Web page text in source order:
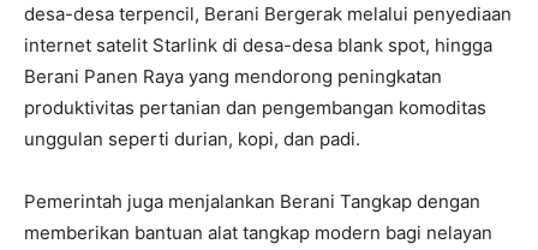
desa-desa terpencil, Berani Bergerak melalui penyediaan
internet satelit Starlink di desa-desa blank spot, hingga
Berani Panen Raya yang mendorong peningkatan
produktivitas pertanian dan pengembangan komoditas
unggulan seperti durian, kopi, dan padi.
Pemerintah juga menjalankan Berani Tangkap dengan
memberikan bantuan alat tangkap modern bagi nelayan